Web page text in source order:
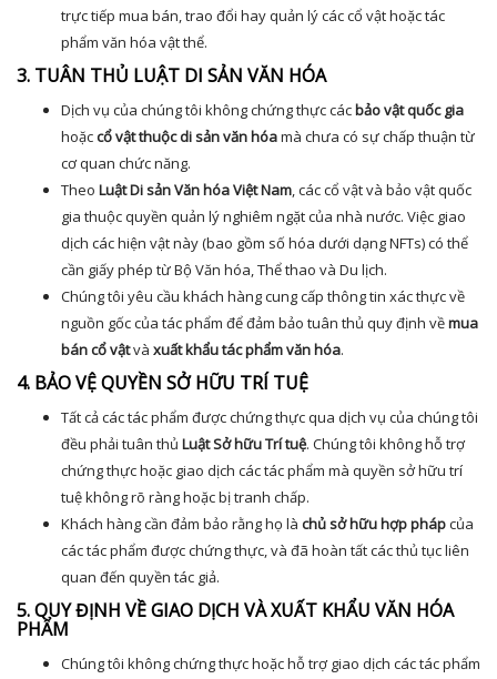
trực tiếp mua bán, trao đổi hay quản lý các cổ vật hoặc tác
phẩm văn hóa vật thể.
3. TUÂN THỦ LUẬT DI SẢN VĂN HÓA
Dịch vụ của chúng tôi không chứng thực cácbảo vật quốc gia
hoặccổ vật thuộc di sản văn hóamà chưa có sự chấp thuận từ
cơ quan chức năng.
Theo Luật Di sản Văn hóa Việt Nam, các cổ vật và bảo vật quốc
gia thuộc quyền quản lý nghiêm ngặt của nhà nước. Việc giao
dịch các hiện vật này (bao gồm số hóa dưới dạng NFTs) có thể
cần giấy phép từ Bộ Văn hóa, Thể thao và Du lịch.
Chúng tôi yêu cầu khách hàng cung cấp thông tin xác thực về
nguồn gốc của tác phẩm để đảm bảo tuân thủ quy định vềmua
bán cổ vậtvà xuất khẩu tác phẩm văn hóa.
4. BẢO VỆ QUYỀN SỞ HỮU TRÍ TUỆ
Tất cả các tác phẩm được chứng thực qua dịch vụ của chúng tôi
đều phải tuân thủ Luật Sở hữu Trí tuệ. Chúng tôi không hỗ trợ
chứng thực hoặc giao dịch các tác phẩm mà quyền sở hữu trí
tuệ không rõ ràng hoặc bị tranh chấp.
Khách hàng cần đảm bảo rằng họ là chủ sở hữu hợp phápcủa
các tác phẩm được chứng thực, và đã hoàn tất các thủ tục liên
quan đến quyền tác giả.
5. QUY ĐỊNH VỀ GIAO DỊCH VÀ XUẤT KHẨU VĂN HÓA
PHẨM
Chúng tôi không chứng thực hoặc hỗ trợ giao dịch các tác phẩm